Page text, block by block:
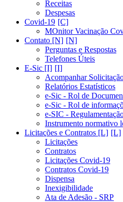
Receitas
Despesas
Covid-19
MOnitor Vacinação
Contato [N]
Perguntas e Respostas
Telefones Úteis
E-Sic [I]
Acompanhar
Relatórios Estatísticos
e-Sic - Rol de
e-Sic - Rol de
e-SIC -
Instrumento normativo
Licitações e Contratos [L]
Licitações
Contratos
Licitações Covid-19
Contratos Covid-19
Dispensa
Inexigibilidade
Ata de Adesão - SRP